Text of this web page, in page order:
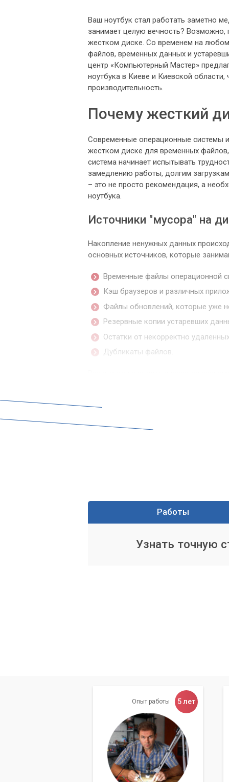
Ваш ноутбук стал работать заметно
занимает целую вечность? Возможно,
жестком диске. Со временем на любом
файлов, временных данных и
центр «Компьютерный Мастер»
ноутбука в Киеве и Киевской
производительность.
Почему жесткий
Современные операционные системы
жестком диске для временных
система начинает испытывать
замедлению работы, долгим
– это не просто рекомендация, а
ноутбука.
Источники "мусора" на
Накопление ненужных данных
основных источников, которые
Временные файлы операционной
Кэш браузеров и различных
Файлы обновлений, которые уже
Резервные копии устаревших
Остатки от некорректно
Дубликаты файлов.
Профессиональная
Наши специалисты следуют четкому
Диагностика текущего
Анализ содержимого диска для
Оптимизация файловой системы
ноутбука. Не ждите, пока
Преимущества
Обращаясь в сервисный центр
гарантированный результат и целый
Работы
Узнать точную
Опыт работы 5 лет